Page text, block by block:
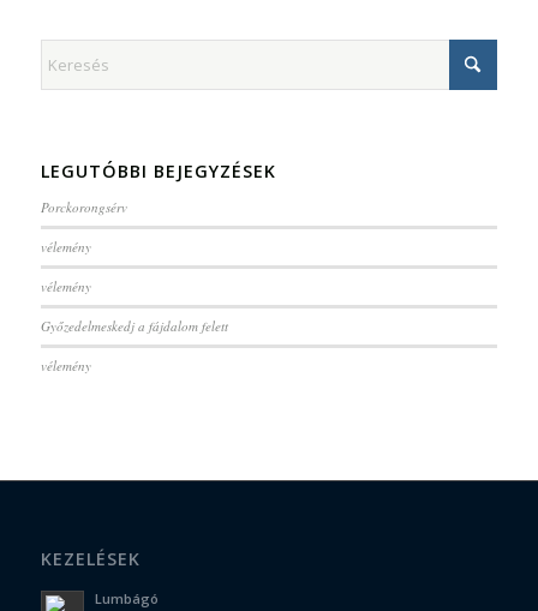
LEGUTÓBBI BEJEGYZÉSEK
Porckorongsérv
vélemény
vélemény
Győzedelmeskedj a fájdalom felett
vélemény
KEZELÉSEK
Lumbágó